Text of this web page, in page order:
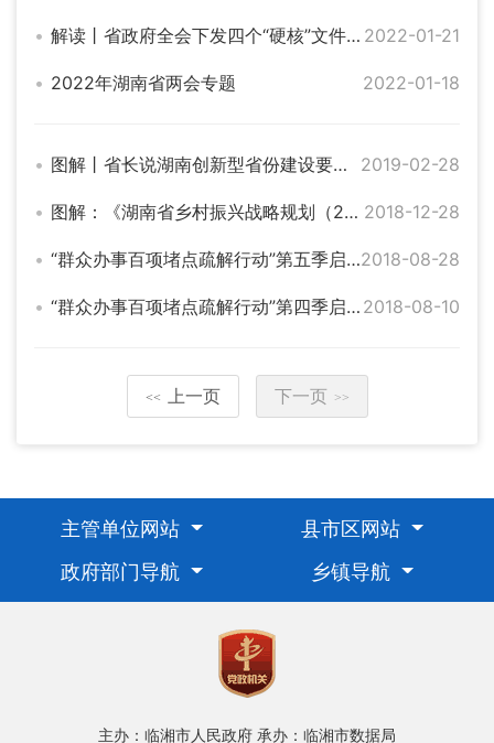
解读丨省政府全会下发四个“硬核”文件，打出开局“组合拳” 2022-01-21
2022年湖南省两会专题 2022-01-18
图解丨省长说湖南创新型省份建设要这样干 2019-02-28
图解：《湖南省乡村振兴战略规划（2018—2022年）》 2018-12-28
“群众办事百项堵点疏解行动”第五季启动 聚焦就业创业2018-08-28
“群众办事百项堵点疏解行动”第四季启动 聚焦居住出行 2018-08-10
<< 上一页 下一页 >>
主管单位网站
县市区网站
政府部门导航
乡镇导航
主办：临湘市人民政府 承办：临湘市数据局